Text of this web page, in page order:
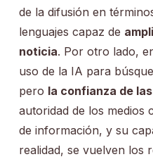
de la difusión en
lenguajes capaz de
noticia. Por otro lado,
uso de la IA para
pero la confianza de
autoridad de los medios
de información, y su
realidad, se vuelven los